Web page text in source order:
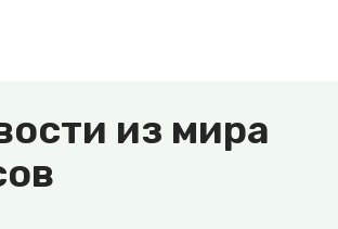
из мира